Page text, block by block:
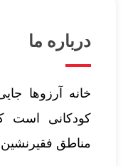
درباره ما
خانه آرزوها
کودکانی است
مناطق